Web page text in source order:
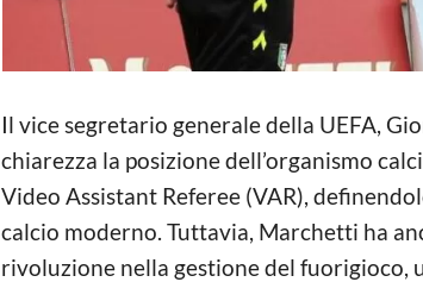
Il vice segretario generale della UEFA,
chiarezza la posizione dell’organismo
Video Assistant Referee (VAR),
calcio moderno. Tuttavia, Marchetti ha
rivoluzione nella gestione del fuorigioco,